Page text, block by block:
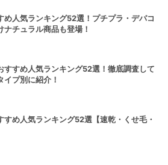
め人気ランキング52選！プチプラ・デパコ
ナチュラル商品も登場！
すすめ人気ランキング52選！徹底調査して
イプ別に紹介！
すめ人気ランキング52選【速乾・くせ毛・